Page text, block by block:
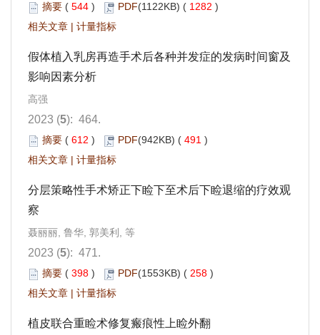
摘要 ( 544 ) PDF(1122KB) ( 1282 )
相关文章 | 计量指标
假体植入乳房再造手术后各种并发症的发病时间窗及
影响因素分析
高强
2023 (5): 464.
摘要 ( 612 ) PDF(942KB) ( 491 )
相关文章 | 计量指标
分层策略性手术矫正下睑下至术后下睑退缩的疗效观
察
聂丽丽, 鲁华, 郭美利, 等
2023 (5): 471.
摘要 ( 398 ) PDF(1553KB) ( 258 )
相关文章 | 计量指标
植皮联合重睑术修复瘢痕性上睑外翻